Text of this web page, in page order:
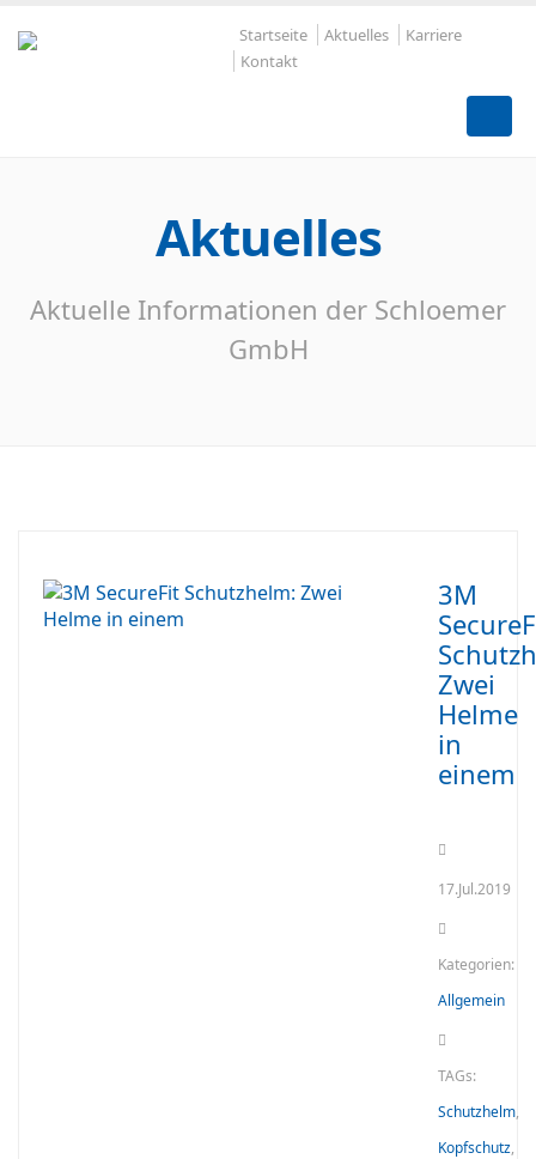
Startseite Aktuelles
Karriere
Kontakt
Aktuelles
Aktuelle Informationen der Schloemer
GmbH
3M
Zwei
Helme
in
einem
17.Jul.2019
Kategorien:
Allgemein
TAGs:
Schutzhelm,
Kopfschutz,